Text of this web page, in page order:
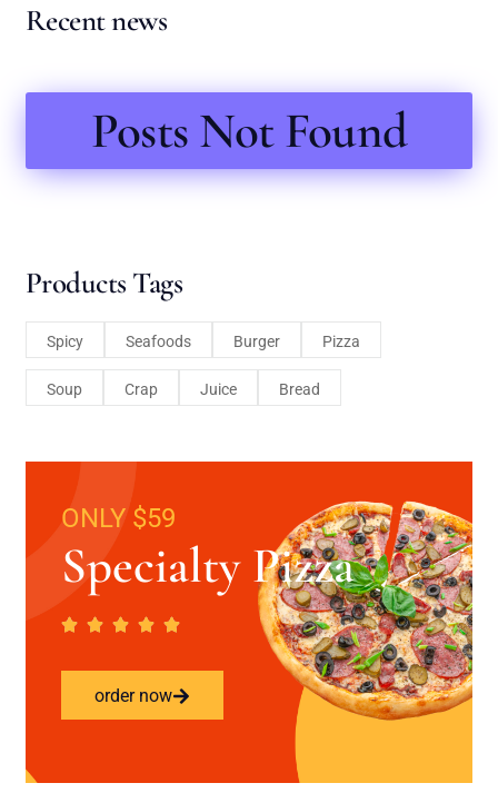
Recent news
Posts Not Found
Products Tags
Spicy Seafoods Burger Pizza
Soup Crap Juice Bread
ONLY $59
Specialty Pizza
order now